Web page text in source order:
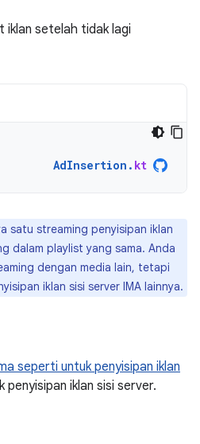
iklan setelah tidak lagi
AdInsertion . kt
satu streaming penyisipan iklan
dalam playlist yang sama. Anda
dengan media lain, tetapi
iklan sisi server IMA lainnya.
seperti untuk penyisipan iklan
penyisipan iklan sisi server.